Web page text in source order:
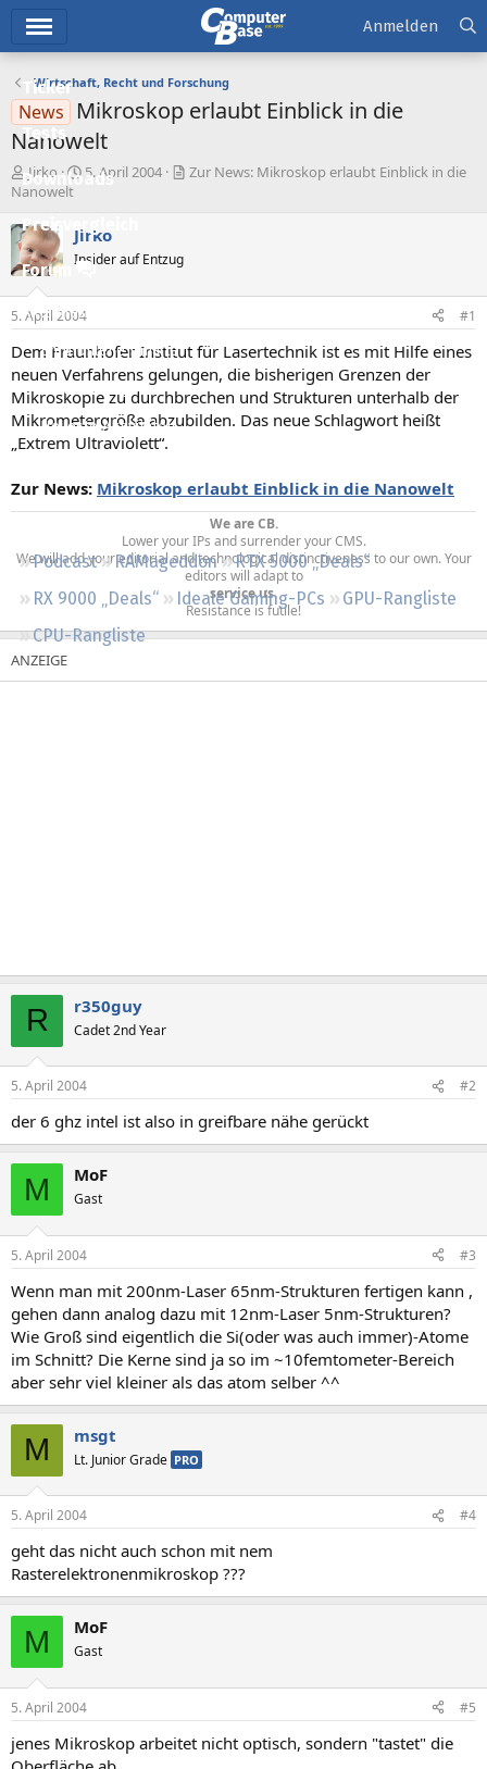
Ticker
Tests
Downloads
Preisvergleich
Forum
Aktuelles
Empfohlene Inhalte
Neue Beiträge
Neueste Aktivitäten
Podcast RAMageddon
RTX 5000 „Deals“
RX 9000 „Deals“
Ideale Gaming-PCs
GPU-Rangliste
CPU-Rangliste
Anmelden
Wirtschaft, Recht und Forschung
News
Mikroskop erlaubt Einblick in die
Nanowelt
E
r
t
e
l
e
r
Jirko
E
t
t
a
m
5. April 2004
Zur News: Mikroskop erlaubt Einblick in die
Nanowelt
Jirko
Insider auf Entzug
5. April 2004 #1
Dem Fraunhofer Institut für Lasertechnik ist es mit Hilfe eines
neuen Verfahrens gelungen, die bisherigen Grenzen der
Mikroskopie zu durchbrechen und Strukturen unterhalb der
Mikrometergröße abzubilden. Das neue Schlagwort heißt
„Extrem Ultraviolett“.
Zur News: Mikroskop erlaubt Einblick in die Nanowelt
We are CB.
Lower your IPs and surrender your CMS.
We will add your editorial and technological distinctiveness to our own. Your
editors will adapt to
service us.
Resistance is futile!​
R r350guy
Cadet 2nd Year
5. April 2004 #2
der 6 ghz intel ist also in greifbare nähe gerückt
M MoF
Gast
5. April 2004 #3
Wenn man mit 200nm-Laser 65nm-Strukturen fertigen kann ,
gehen dann analog dazu mit 12nm-Laser 5nm-Strukturen?
Wie Groß sind eigentlich die Si(oder was auch immer)-Atome
im Schnitt? Die Kerne sind ja so im ~10femtometer-Bereich
aber sehr viel kleiner als das atom selber ^^
M msgt
Lt. Junior Grade PRO
5. April 2004 #4
geht das nicht auch schon mit nem
Rasterelektronenmikroskop ???
M MoF
Gast
5. April 2004 #5
jenes Mikroskop arbeitet nicht optisch, sondern "tastet" die